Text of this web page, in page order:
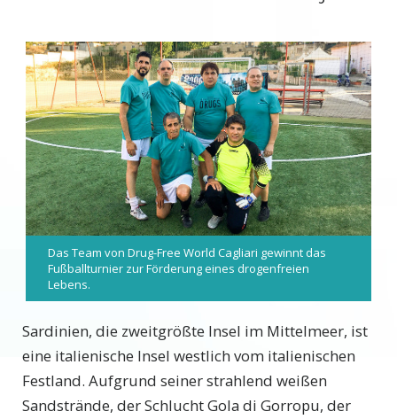
Das Team von Drug-Free World Cagliari gewinnt das
Fußballturnier zur Förderung eines drogenfreien
Lebens.
Sardinien, die zweitgrößte Insel im Mittelmeer, ist
eine italienische Insel westlich vom italienischen
Festland. Aufgrund seiner strahlend weißen
Sandstrände, der Schlucht Gola di Gorropu, der